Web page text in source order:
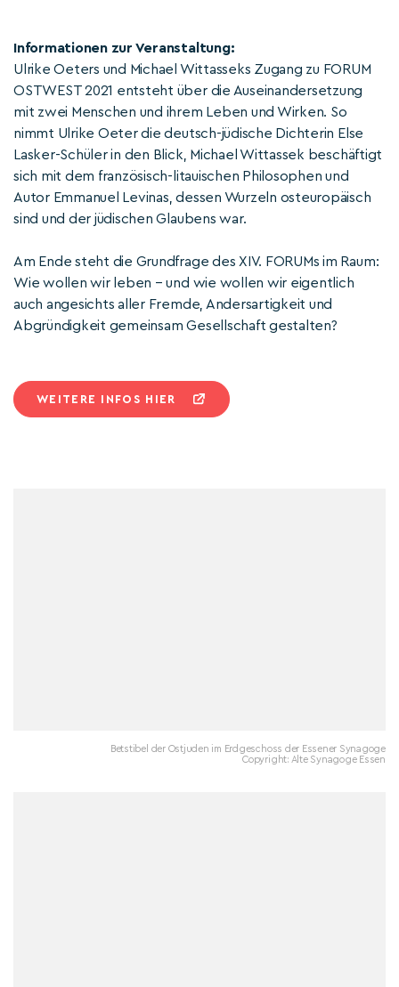
Informationen zur Veranstaltung:
Ulrike Oeters und Michael Wittasseks Zugang zu FORUM
OSTWEST 2021 entsteht über die Auseinandersetzung
mit zwei Menschen und ihrem Leben und Wirken. So
nimmt Ulrike Oeter die deutsch-jüdische Dichterin Else
Lasker-Schüler in den Blick, Michael Wittassek beschäftigt
sich mit dem französisch-litauischen Philosophen und
Autor Emmanuel Levinas, dessen Wurzeln osteuropäisch
sind und der jüdischen Glaubens war.
Am Ende steht die Grundfrage des XIV. FORUMs im Raum:
Wie wollen wir leben – und wie wollen wir eigentlich
auch angesichts aller Fremde, Andersartigkeit und
Abgründigkeit gemeinsam Gesellschaft gestalten?
WEITERE INFOS HIER
Betstibel der Ostjuden im Erdgeschoss der Essener Synagoge
Copyright: Alte Synagoge Essen